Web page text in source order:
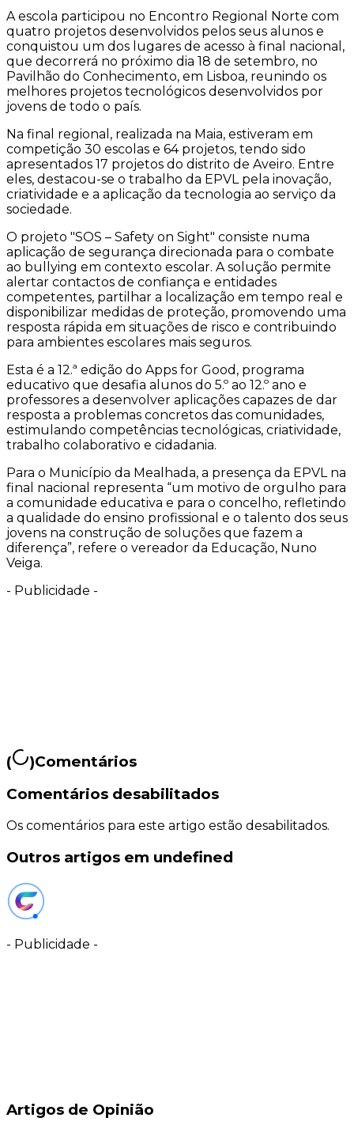
A escola participou no Encontro Regional Norte com
quatro projetos desenvolvidos pelos seus alunos e
conquistou um dos lugares de acesso à final nacional,
que decorrerá no próximo dia 18 de setembro, no
Pavilhão do Conhecimento, em Lisboa, reunindo os
melhores projetos tecnológicos desenvolvidos por
jovens de todo o país.
Na final regional, realizada na Maia, estiveram em
competição 30 escolas e 64 projetos, tendo sido
apresentados 17 projetos do distrito de Aveiro. Entre
eles, destacou-se o trabalho da EPVL pela inovação,
criatividade e a aplicação da tecnologia ao serviço da
sociedade.
O projeto "SOS – Safety on Sight" consiste numa
aplicação de segurança direcionada para o combate
ao bullying em contexto escolar. A solução permite
alertar contactos de confiança e entidades
competentes, partilhar a localização em tempo real e
disponibilizar medidas de proteção, promovendo uma
resposta rápida em situações de risco e contribuindo
para ambientes escolares mais seguros.
Esta é a 12.ª edição do Apps for Good, programa
educativo que desafia alunos do 5.º ao 12.º ano e
professores a desenvolver aplicações capazes de dar
resposta a problemas concretos das comunidades,
estimulando competências tecnológicas, criatividade,
trabalho colaborativo e cidadania.
Para o Município da Mealhada, a presença da EPVL na
final nacional representa “um motivo de orgulho para
a comunidade educativa e para o concelho, refletindo
a qualidade do ensino profissional e o talento dos seus
jovens na construção de soluções que fazem a
diferença”, refere o vereador da Educação, Nuno
Veiga.
- Publicidade -
( )Comentários
Comentários desabilitados
Os comentários para este artigo estão desabilitados.
Outros artigos em undefined
- Publicidade -
Artigos de Opinião